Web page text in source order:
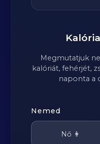
Megmutatjuk
kalóriát, fehérjét,
naponta a
Nemed
Nő 👩